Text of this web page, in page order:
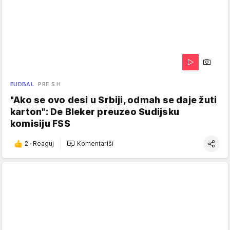
FUDBAL PRE 5 H
"Ako se ovo desi u Srbiji, odmah se daje žuti
karton": De Bleker preuzeo Sudijsku
komisiju FSS
2 · Reaguj Komentariši